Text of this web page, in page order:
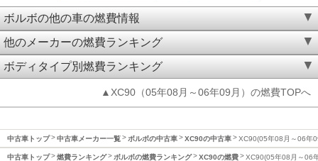
ボルボの他の車の燃費情報
他のメーカーの燃費ランキング
ボディタイプ別燃費ランキング
▲XC90（05年08月～06年09月）の燃費TOPへ
中古車トップ 中古車メーカー一覧 ボルボの中古車 XC90の中古車 XC90(05年08月～06年
中古車トップ 燃費ランキング ボルボの燃費ランキング XC90の燃費 XC90(05年08月～06